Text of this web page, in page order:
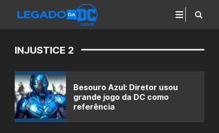
INJUSTICE 2
Besouro Azul: Diretor usou
grande jogo da DC como
referência